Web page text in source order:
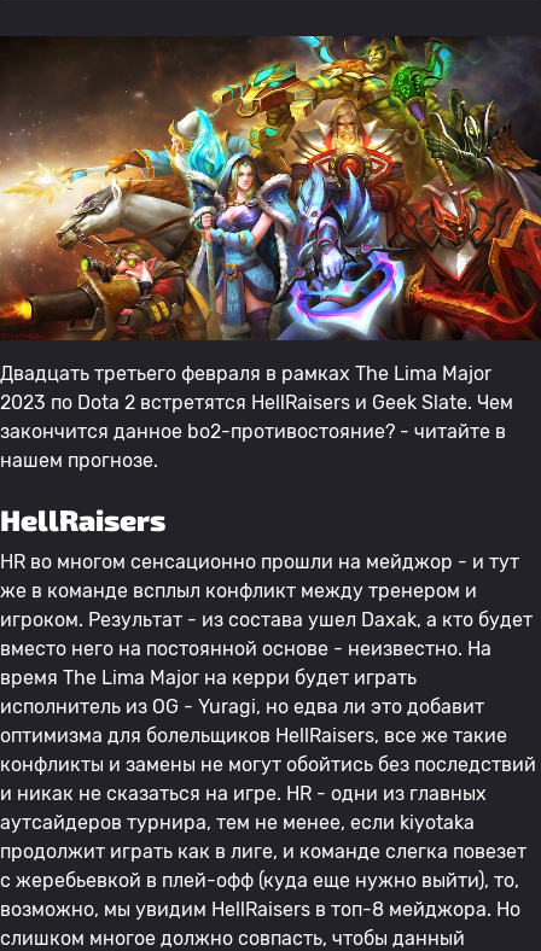
Двадцать третьего февраля в рамках The Lima Major
2023 по Dota 2 встретятся HellRaisers и Geek Slate. Чем
закончится данное bo2-противостояние? - читайте в
нашем прогнозе.
HellRaisers
HR во многом сенсационно прошли на мейджор - и тут
же в команде всплыл конфликт между тренером и
игроком. Результат - из состава ушел Daxak, а кто будет
вместо него на постоянной основе - неизвестно. На
время The Lima Major на керри будет играть
исполнитель из OG - Yuragi, но едва ли это добавит
оптимизма для болельщиков HellRaisers, все же такие
конфликты и замены не могут обойтись без последствий
и никак не сказаться на игре. HR - одни из главных
аутсайдеров турнира, тем не менее, если kiyotaka
продолжит играть как в лиге, и команде слегка повезет
с жеребьевкой в плей-офф (куда еще нужно выйти), то,
возможно, мы увидим HellRaisers в топ-8 мейджора. Но
слишком многое должно совпасть, чтобы данный